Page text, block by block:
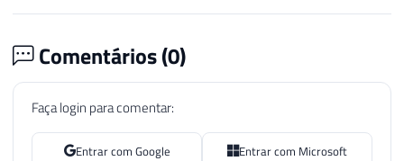
Comentários (0)
Faça login para comentar:
Entrar com Google Entrar com Microsoft